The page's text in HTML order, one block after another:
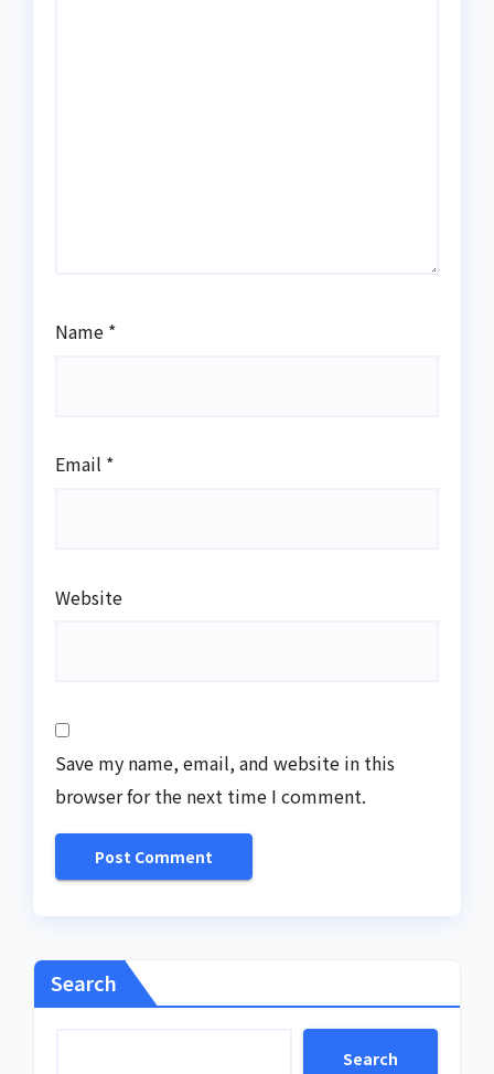
Name *
Email *
Website
Save my name, email, and website in this
browser for the next time I comment.
Search
Search